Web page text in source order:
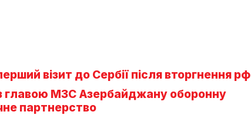
візит до Сербії після вторгнення рф
главою МЗС Азербайджану оборонну
партнерство